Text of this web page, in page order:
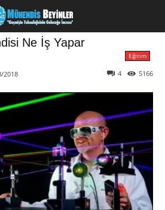
Ne İş Yapar
Eğitim
2018 5166
4